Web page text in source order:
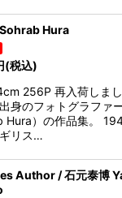
Hura
(税込)
256P 再入荷しま
身のフォトグラファ
Hura）の作品集。
リス…
Author / 石元泰博